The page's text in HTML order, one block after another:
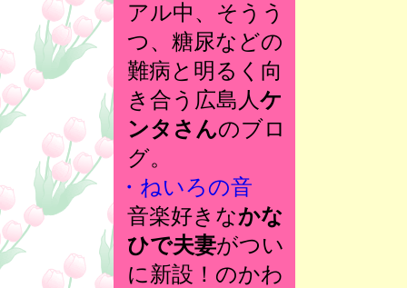
アル中、そうう
つ、糖尿などの
難病と明るく向
き合う広島人ケ
ンタさんのブロ
グ。
・ねいろの音
音楽好きなかな
ひで夫妻がつい
に新設！のかわ